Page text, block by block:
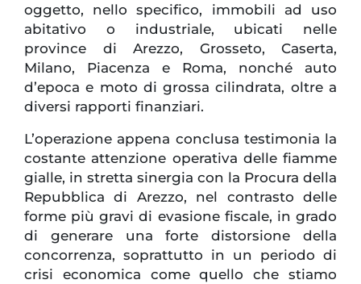
oggetto, nello specifico, immobili ad uso
abitativo o industriale, ubicati nelle
province di Arezzo, Grosseto, Caserta,
Milano, Piacenza e Roma, nonché auto
d’epoca e moto di grossa cilindrata, oltre a
diversi rapporti finanziari.
L’operazione appena conclusa testimonia la
costante attenzione operativa delle fiamme
gialle, in stretta sinergia con la Procura della
Repubblica di Arezzo, nel contrasto delle
forme più gravi di evasione fiscale, in grado
di generare una forte distorsione della
concorrenza, soprattutto in un periodo di
crisi economica come quello che stiamo